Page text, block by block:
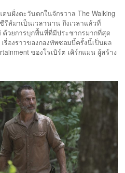
นฝั่งตะวันตกในจักรวาล The Walking
ส์มาเป็นเวลานาน ถึงเวลาแล้วที่
ด้วยการบุกพื้นที่ที่มีประชากรมากที่สุด
องราวของกองทัพซอมบี้ครั้งนี้เป็นผล
ของโรเบิร์ต เคิร์กแมน ผู้สร้าง